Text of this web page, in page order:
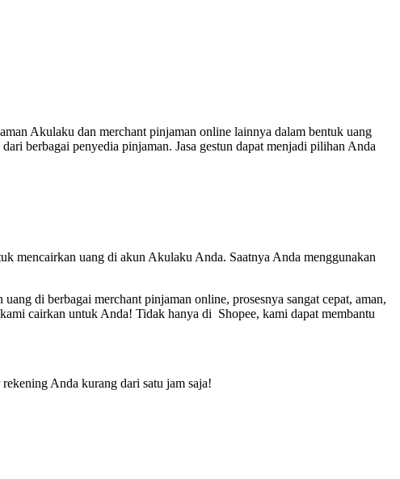
Akulaku dan merchant pinjaman online lainnya dalam bentuk uang
berbagai penyedia pinjaman. Jasa gestun dapat menjadi pilihan Anda
mencairkan uang di akun Akulaku Anda. Saatnya Anda menggunakan
di berbagai merchant pinjaman online, prosesnya sangat cepat, aman,
cairkan untuk Anda! Tidak hanya di Shopee, kami dapat membantu
Anda kurang dari satu jam saja!